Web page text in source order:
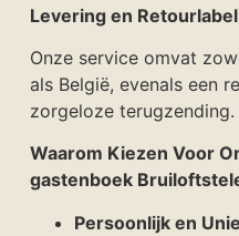
Levering en Retourlabel
Onze service omvat
als België, evenals een
zorgeloze terugzending.
Waarom Kiezen Voor
gastenboek
Persoonlijk en